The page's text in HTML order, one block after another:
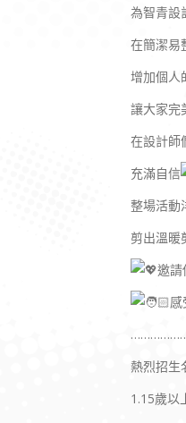
為智青設
在簡潔易
增加個人
讓大家完
在設計師
充滿自信
整場活動
剪出溫暖
邀請
熱烈招生
1.15歲以